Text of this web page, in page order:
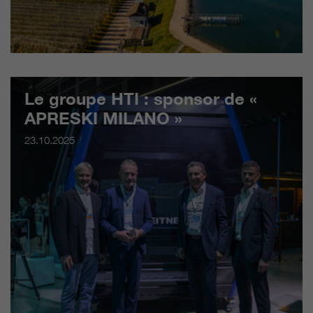
Le groupe HTI : sponsor de «
APRESKI MILANO »
23.10.2025
qui nous aident à améliorer nos
sites Internet / nos applications.
Ces informations sont également